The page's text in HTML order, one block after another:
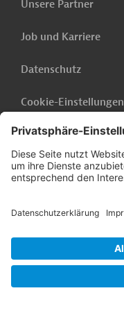
Unsere Partner
Job und Karriere
Datenschutz
Cookie-Einstellungen
Barrierefreiheit
Hinweisgebersystem